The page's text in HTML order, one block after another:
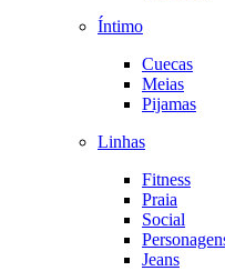
Íntimo
Cuecas
Meias
Pijamas
Linhas
Fitness
Praia
Social
Jeans